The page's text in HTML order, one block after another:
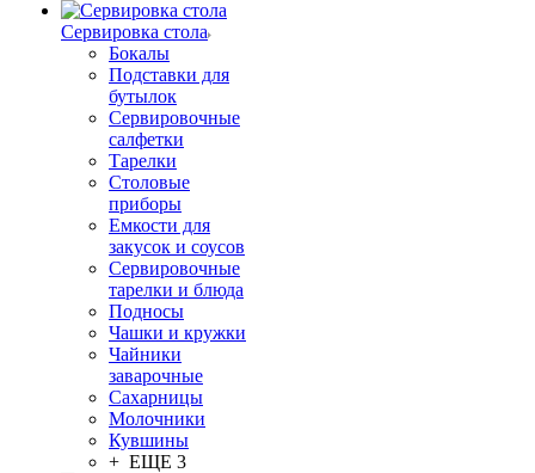
Сервировка стола
Бокалы
Подставки для
бутылок
Сервировочные
салфетки
Тарелки
Столовые
приборы
Емкости для
закусок и соусов
Сервировочные
тарелки и блюда
Подносы
Чашки и кружки
Чайники
заварочные
Сахарницы
Молочники
Кувшины
+ ЕЩЕ 3